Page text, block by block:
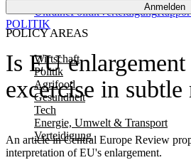
Anmelden
POLICY AREAS
Wirtschaft
Politik
Agrifood
Gesundheit
Tech
Energie, Umwelt & Transport
Verteidigung
UkrainePolitikVerteidigung
Is EU enlargement
excercise in subtle
An article in Central Europe Review
interpretation of EU's enlargement.
POLITIK